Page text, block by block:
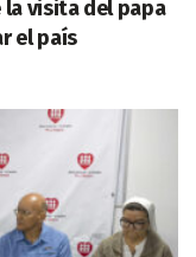
la visita del papa
el país